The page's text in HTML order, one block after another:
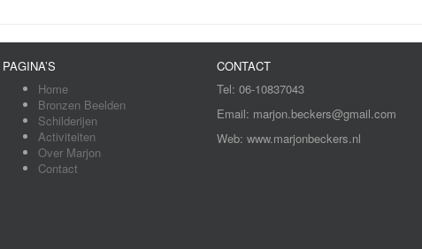
PAGINA’S
Home
Bronzen Beelden
Schilderijen
Activiteiten
Over Marjon
Contact
CONTACT
Tel: 06-10837043
Email: marjon.beckers@gmail.com
Web: www.marjonbeckers.nl